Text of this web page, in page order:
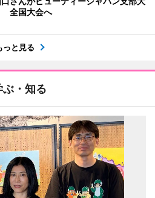
全国大会へ
っと見る
ぶ・知る